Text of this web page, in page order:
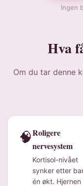
Ingen
Hva
Om du tar denne
🧠Roligere
nervesystem
Kortisol-nivået
synker etter
én økt. Hjernen